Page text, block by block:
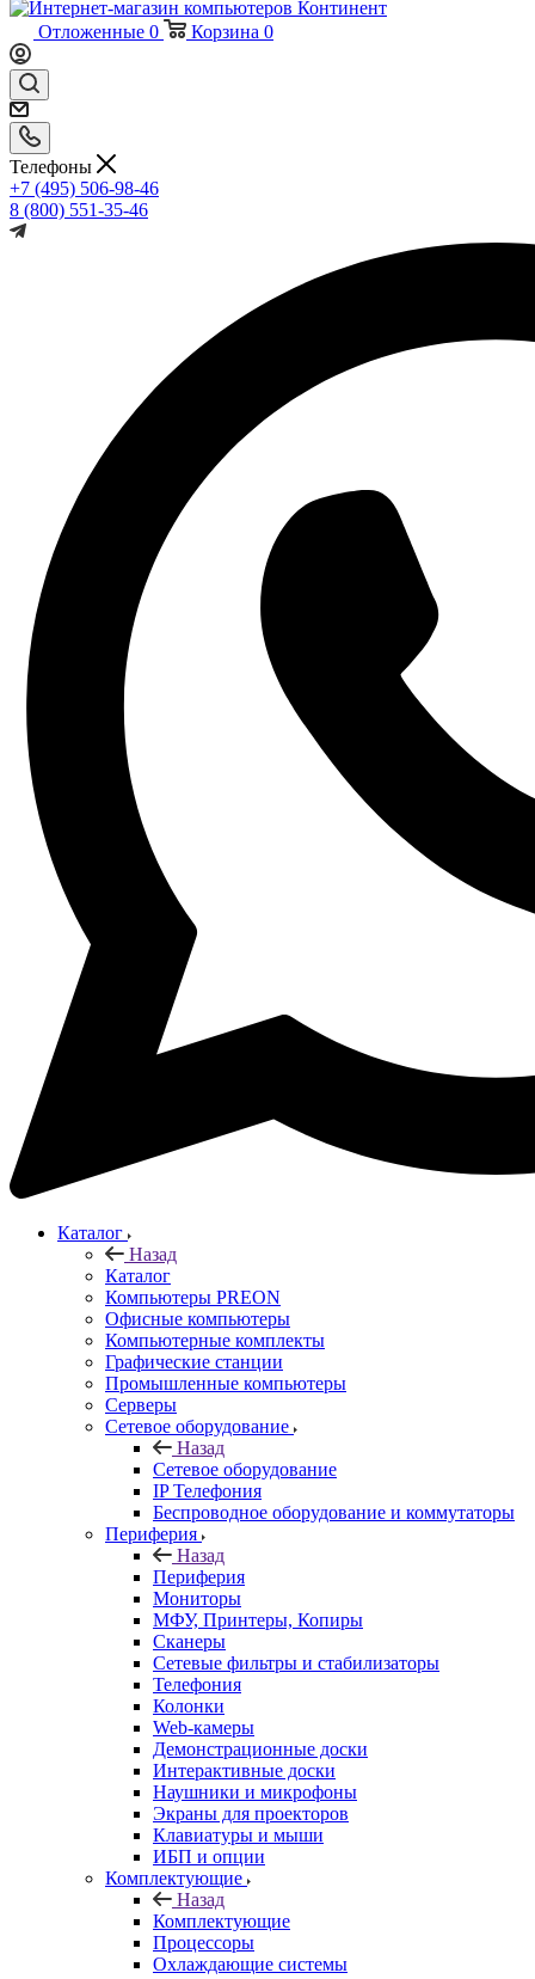
Отложенные 0 Корзина 0
Телефоны
+7 (495) 506-98-46
8 (800) 551-35-46
Каталог
Назад
Каталог
Компьютеры PREON
Офисные компьютеры
Компьютерные комплекты
Графические станции
Промышленные компьютеры
Серверы
Сетевое оборудование
Назад
Сетевое оборудование
IP Телефония
Беспроводное оборудование и коммутаторы
Периферия
Назад
Периферия
Мониторы
МФУ, Принтеры, Копиры
Сканеры
Сетевые фильтры и стабилизаторы
Телефония
Колонки
Web-камеры
Демонстрационные доски
Интерактивные доски
Наушники и микрофоны
Экраны для проекторов
Клавиатуры и мыши
ИБП и опции
Комплектующие
Назад
Комплектующие
Процессоры
Охлаждающие системы